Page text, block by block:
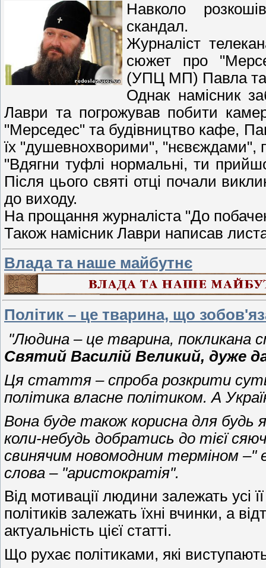
Навколо
скандал.
Журналіст
сюжет про
(УПЦ МП) Павла та
Однак намісник
Лаври та погрожував побити
"Мерседес" та будівництво кафе,
їх "душевнохворими", "нєвєждами",
"Вдягни туфлі нормальні, ти
Після цього святі отці почали
до виходу.
На прощання журналіста "До
Також намісник Лаври написав
Влада та наше майбутнє
Політик – це тварина, що
"Людина – це тварина, покликана
Святий Василій Великий, дуже
Ця стаття – спроба розкрити
політика власне політиком. А
Вона буде також корисна для будь
коли-небудь добратись до тієї
свинячим новомодним терміном –"
слова – "аристократія".
Від мотивації людини залежать усі
політиків залежать їхні вчинки, а
актуальність цієї статті.
Що рухає політиками, які